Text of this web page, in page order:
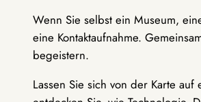
Wenn Sie selbst ein Museum,
eine Kontaktaufnahme.
begeistern.
Lassen Sie sich von der Karte